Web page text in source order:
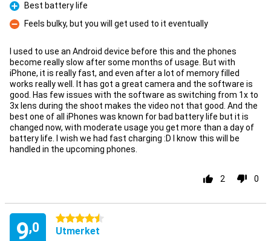
Fordel
Best battery life
Ulempe
Feels bulky, but you will get used to it eventually
I used to use an Android device before this and the phones
become really slow after some months of usage. But with
iPhone, it is really fast, and even after a lot of memory filled
works really well. It has got a great camera and the software is
good. Has few issues with the software as switching from 1x to
3x lens during the shoot makes the video not that good. And the
best one of all iPhones was known for bad battery life but it is
changed now, with moderate usage you get more than a day of
battery life. I wish we had fast charging :D I know this will be
handled in the upcoming phones.
2 0
9,0
4.5 stjerner
Utmerket